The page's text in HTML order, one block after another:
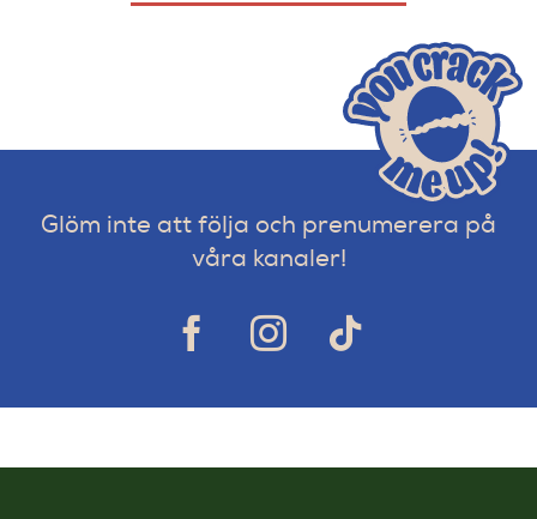
Glöm inte att följa och prenumerera på
våra kanaler!